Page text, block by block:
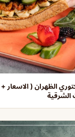
الظهران ( الاسعار +
الشرقية